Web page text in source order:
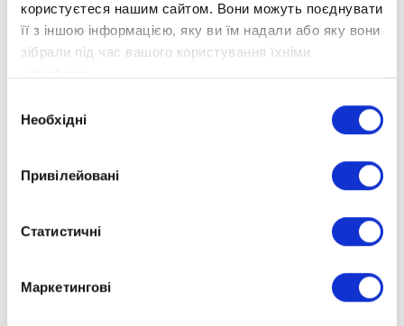
користуєтеся нашим сайтом. Вони можуть поєднувати
її з іншою інформацією, яку ви їм надали або яку вони
зібрали під час вашого користування їхніми
згоди
Необхідні
Привілейовані
Статистичні
Маркетингові
Вітаємо переможців!
1 місце – проєкт «ToyPrint eco: екологічні
2 місце – проєкт «Urbanshield: додаток
для безпеки мешканців міст».
3 місце – проєкт «StudyHelper AI:
студентам у навчанні».
Найкращі проєкти отримали високі оцінки, а
розробники — призи та поради для